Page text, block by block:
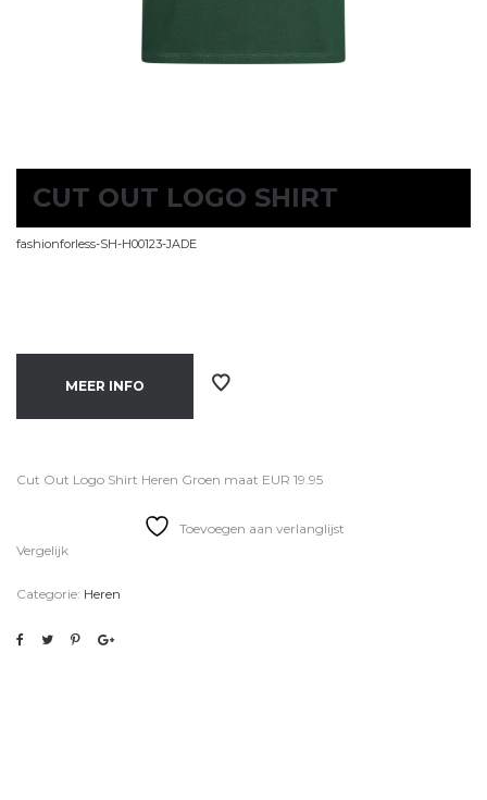
CUT OUT LOGO SHIRT
fashionforless-SH-H00123-JADE
MEER INFO
Cut Out Logo Shirt Heren Groen maat EUR 19.95
Toevoegen aan verlanglijst
Vergelijk
Categorie: Heren